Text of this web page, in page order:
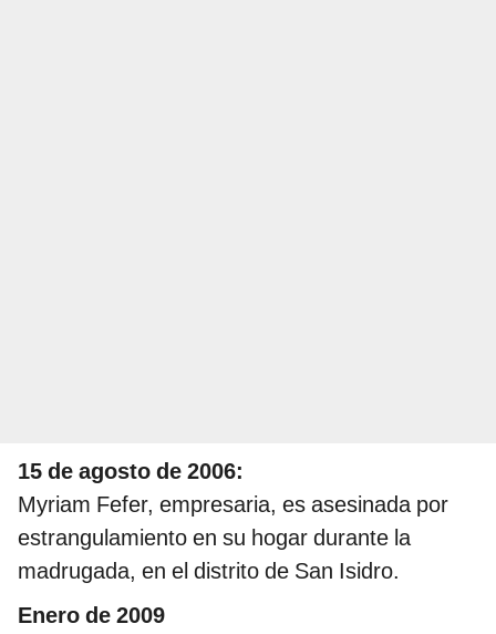
15 de agosto de 2006:
Myriam Fefer, empresaria, es asesinada por
estrangulamiento en su hogar durante la
madrugada, en el distrito de San Isidro.
Enero de 2009